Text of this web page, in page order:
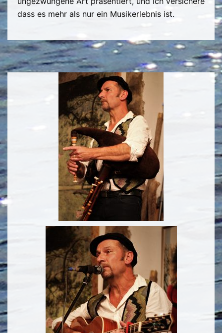
dass es mehr als nur ein Musikerlebnis ist.